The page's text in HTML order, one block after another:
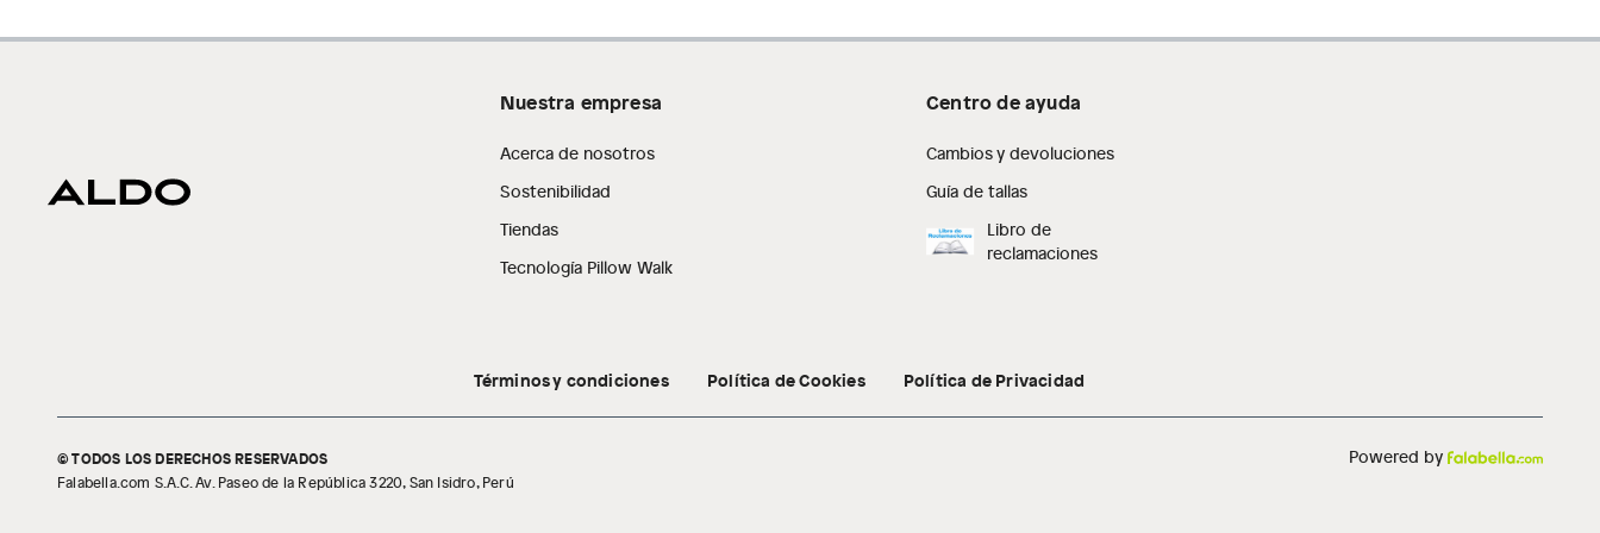
Nuestra empresa
Acerca de nosotros
Sostenibilidad
Tiendas
Tecnología Pillow Walk
Centro de ayuda
Cambios y devoluciones
Guía de tallas
Libro de
reclamaciones
Términos y condiciones Política de Cookies Política de Privacidad
© TODOS LOS DERECHOS RESERVADOS
Falabella.com S.A.C. Av. Paseo de la República 3220, San Isidro, Perú
Powered by